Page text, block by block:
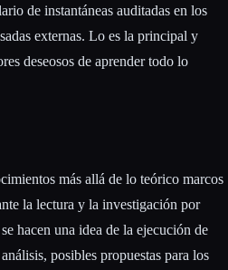
de instantáneas auditadas en los
externas. Lo es la principal y
deseosos de aprender todo lo
más allá de lo teórico marcos
la lectura y la investigación por
hacen una idea de la ejecución de
posibles propuestas para los